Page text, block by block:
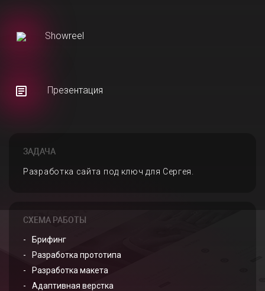
Showreel
Презентация
ЗАДАЧА
Разработка сайта под ключ для Сергея.
СХЕМА РАБОТЫ
Брифинг
Разработка прототипа
Разработка макета
Адаптивная верстка